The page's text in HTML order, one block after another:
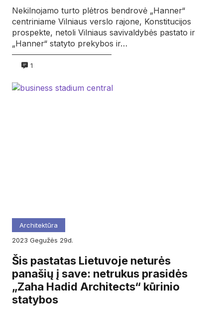
Nekilnojamo turto plėtros bendrovė „Hanner“
centriniame Vilniaus verslo rajone, Konstitucijos
prospekte, netoli Vilniaus savivaldybės pastato ir
„Hanner“ statyto prekybos ir…
1
Architektūra
2023
gegužės 29d.
Šis pastatas Lietuvoje neturės
panašių į save: netrukus prasidės
„Zaha Hadid Architects“ kūrinio
statybos